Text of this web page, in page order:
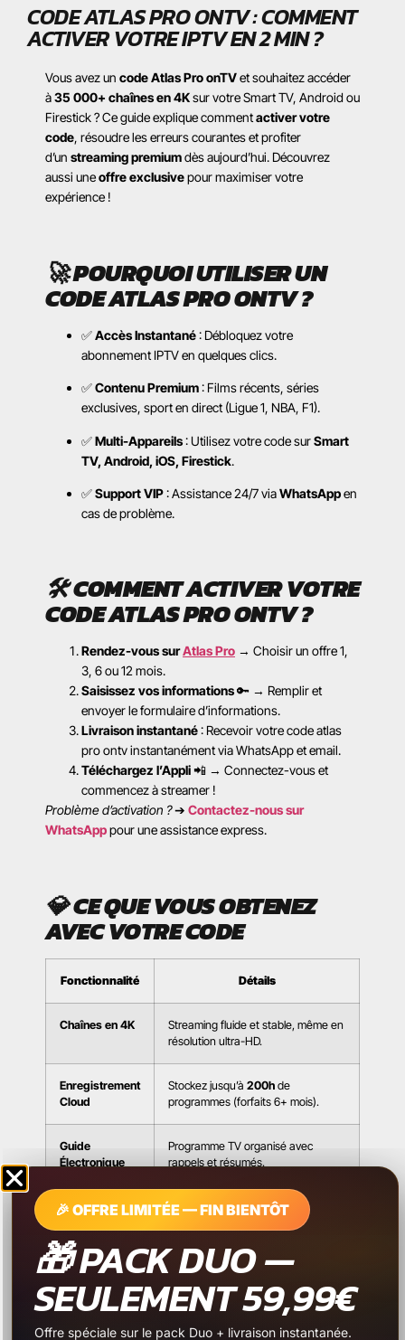
CODE ATLAS PRO ONTV : COMMENT
ACTIVER VOTRE IPTV EN 2 MIN ?
Vous avez un code Atlas Pro onTVet souhaitez accéder
à35 000+ chaînes en 4Ksur votre Smart TV, Android ou
Firestick ? Ce guide explique commentactiver votre
code, résoudre les erreurs courantes et profiter
d’un streaming premiumdès aujourd’hui. Découvrez
aussi uneoffre exclusivepour maximiser votre
expérience !
🚀POURQUOI UTILISER UN
CODE ATLAS PRO ONTV ?
✅Accès Instantané: Débloquez votre
abonnement IPTV en quelques clics.
✅Contenu Premium: Films récents, séries
exclusives, sport en direct (Ligue 1, NBA, F1).
✅Multi-Appareils: Utilisez votre code surSmart
TV, Android, iOS, Firestick.
✅Support VIP: Assistance 24/7 viaWhatsAppen
cas de problème.
🛠COMMENT ACTIVER VOTRE
CODE ATLAS PRO ONTV ?
Rendez-vous surAtlas Pro → Choisir un offre 1,
3, 6 ou 12 mois.
Saisissez vos informations🔑 → Remplir et
envoyer le formulaire d’informations.
Livraison instantané: Recevoir votre code atlas
pro ontv instantanément via WhatsApp et email.
Téléchargez l’Appli📲 → Connectez-vous et
commencez à streamer !
Problème d’activation ?➔ Contactez-nous sur
WhatsApppour une assistance express.
💎CE QUE VOUS OBTENEZ
AVEC VOTRE CODE
Fonctionnalité Détails
Chaînes en 4K
Streaming fluide et stable, même en
résolution ultra-HD.
Enregistrement
Cloud
Stockez jusqu’à 200h de
programmes (forfaits 6+ mois).
Guide
Électronique
Programme TV organisé avec
rappels et résumés.
Contrôle
Restreignez l’accès aux contenus
🎁OFFRE EXCLUSIVE : -25%
🎉 OFFRE LIMITÉE — FIN BIENTÔT
🎁 PACK DUO —
SEULEMENT 59,99€
Offre spéciale sur le pack Duo + livraison instantanée.